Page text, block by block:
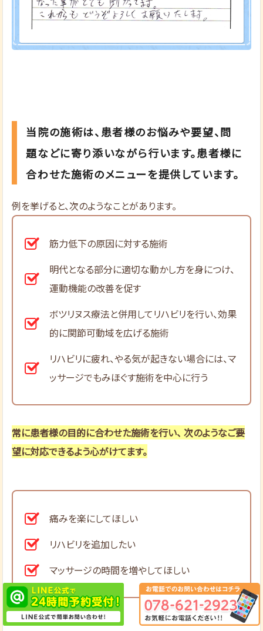
当院の施術は、患者様のお悩みや要望、問
題などに寄り添いながら行います。患者様に
合わせた施術のメニューを提供しています。
例を挙げると、次のようなことがあります。
筋力低下の原因に対する施術
明代となる部分に適切な動かし方を身につけ、
運動機能の改善を促す
ボツリヌス療法と併用してリハビリを行い、効果
的に関節可動域を広げる施術
リハビリに疲れ、やる気が起きない場合には、マ
ッサージでもみほぐす施術を中心に行う
常に患者様の目的に合わせた施術を行い、 次のようなご要
望に対応できるよう心がけてます。
痛みを楽にしてほしい
リハビリを追加したい
マッサージの時間を増やしてほしい